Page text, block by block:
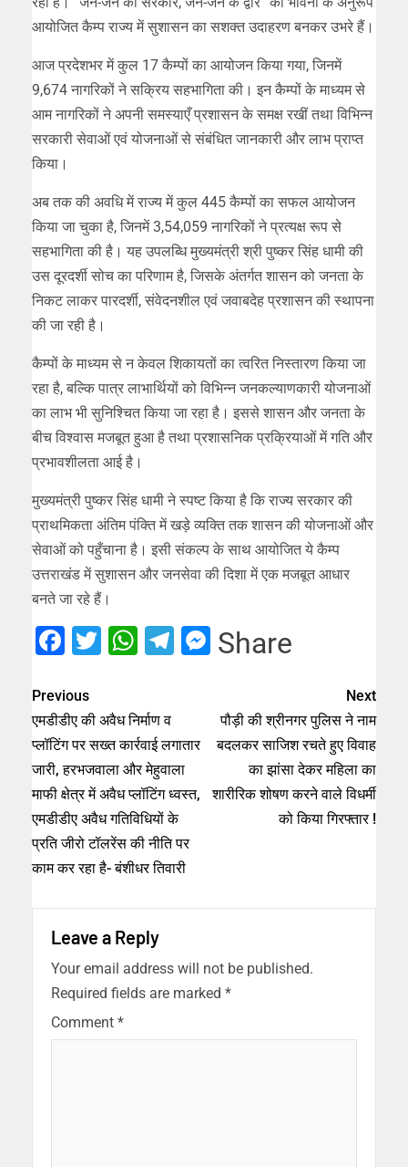
आयोजित कैम्प राज्य में सुशासन का सशक्त उदाहरण बनकर उभरे हैं।
आज प्रदेशभर में कुल 17 कैम्पों का आयोजन किया गया, जिनमें
9,674 नागरिकों ने सक्रिय सहभागिता की। इन कैम्पों के माध्यम से
आम नागरिकों ने अपनी समस्याएँ प्रशासन के समक्ष रखीं तथा विभिन्न
सरकारी सेवाओं एवं योजनाओं से संबंधित जानकारी और लाभ प्राप्त
किया।
अब तक की अवधि में राज्य में कुल 445 कैम्पों का सफल आयोजन
किया जा चुका है, जिनमें 3,54,059 नागरिकों ने प्रत्यक्ष रूप से
सहभागिता की है। यह उपलब्धि मुख्यमंत्री श्री पुष्कर सिंह धामी की
उस दूरदर्शी सोच का परिणाम है, जिसके अंतर्गत शासन को जनता के
निकट लाकर पारदर्शी, संवेदनशील एवं जवाबदेह प्रशासन की स्थापना
की जा रही है।
कैम्पों के माध्यम से न केवल शिकायतों का त्वरित निस्तारण किया जा
रहा है, बल्कि पात्र लाभार्थियों को विभिन्न जनकल्याणकारी योजनाओं
का लाभ भी सुनिश्चित किया जा रहा है। इससे शासन और जनता के
बीच विश्वास मजबूत हुआ है तथा प्रशासनिक प्रक्रियाओं में गति और
प्रभावशीलता आई है।
मुख्यमंत्री पुष्कर सिंह धामी ने स्पष्ट किया है कि राज्य सरकार की
प्राथमिकता अंतिम पंक्ति में खड़े व्यक्ति तक शासन की योजनाओं और
सेवाओं को पहुँचाना है। इसी संकल्प के साथ आयोजित ये कैम्प
उत्तराखंड में सुशासन और जनसेवा की दिशा में एक मजबूत आधार
बनते जा रहे हैं।
Facebook
Twitter
WhatsApp
Telegram
Messenger
Share
Previous
एमडीडीए की अवैध निर्माण व
प्लॉटिंग पर सख्त कार्रवाई लगातार
जारी, हरभजवाला और मेहुवाला
माफी क्षेत्र में अवैध प्लॉटिंग ध्वस्त,
एमडीडीए अवैध गतिविधियों के
प्रति जीरो टॉलरेंस की नीति पर
काम कर रहा है- बंशीधर तिवारी
Next
पौड़ी की श्रीनगर पुलिस ने नाम
बदलकर साजिश रचते हुए विवाह
का झांसा देकर महिला का
शारीरिक शोषण करने वाले विधर्मी
को किया गिरफ्तार !
Leave a Reply
Your email address will not be published.
Required fields are marked *
Comment *